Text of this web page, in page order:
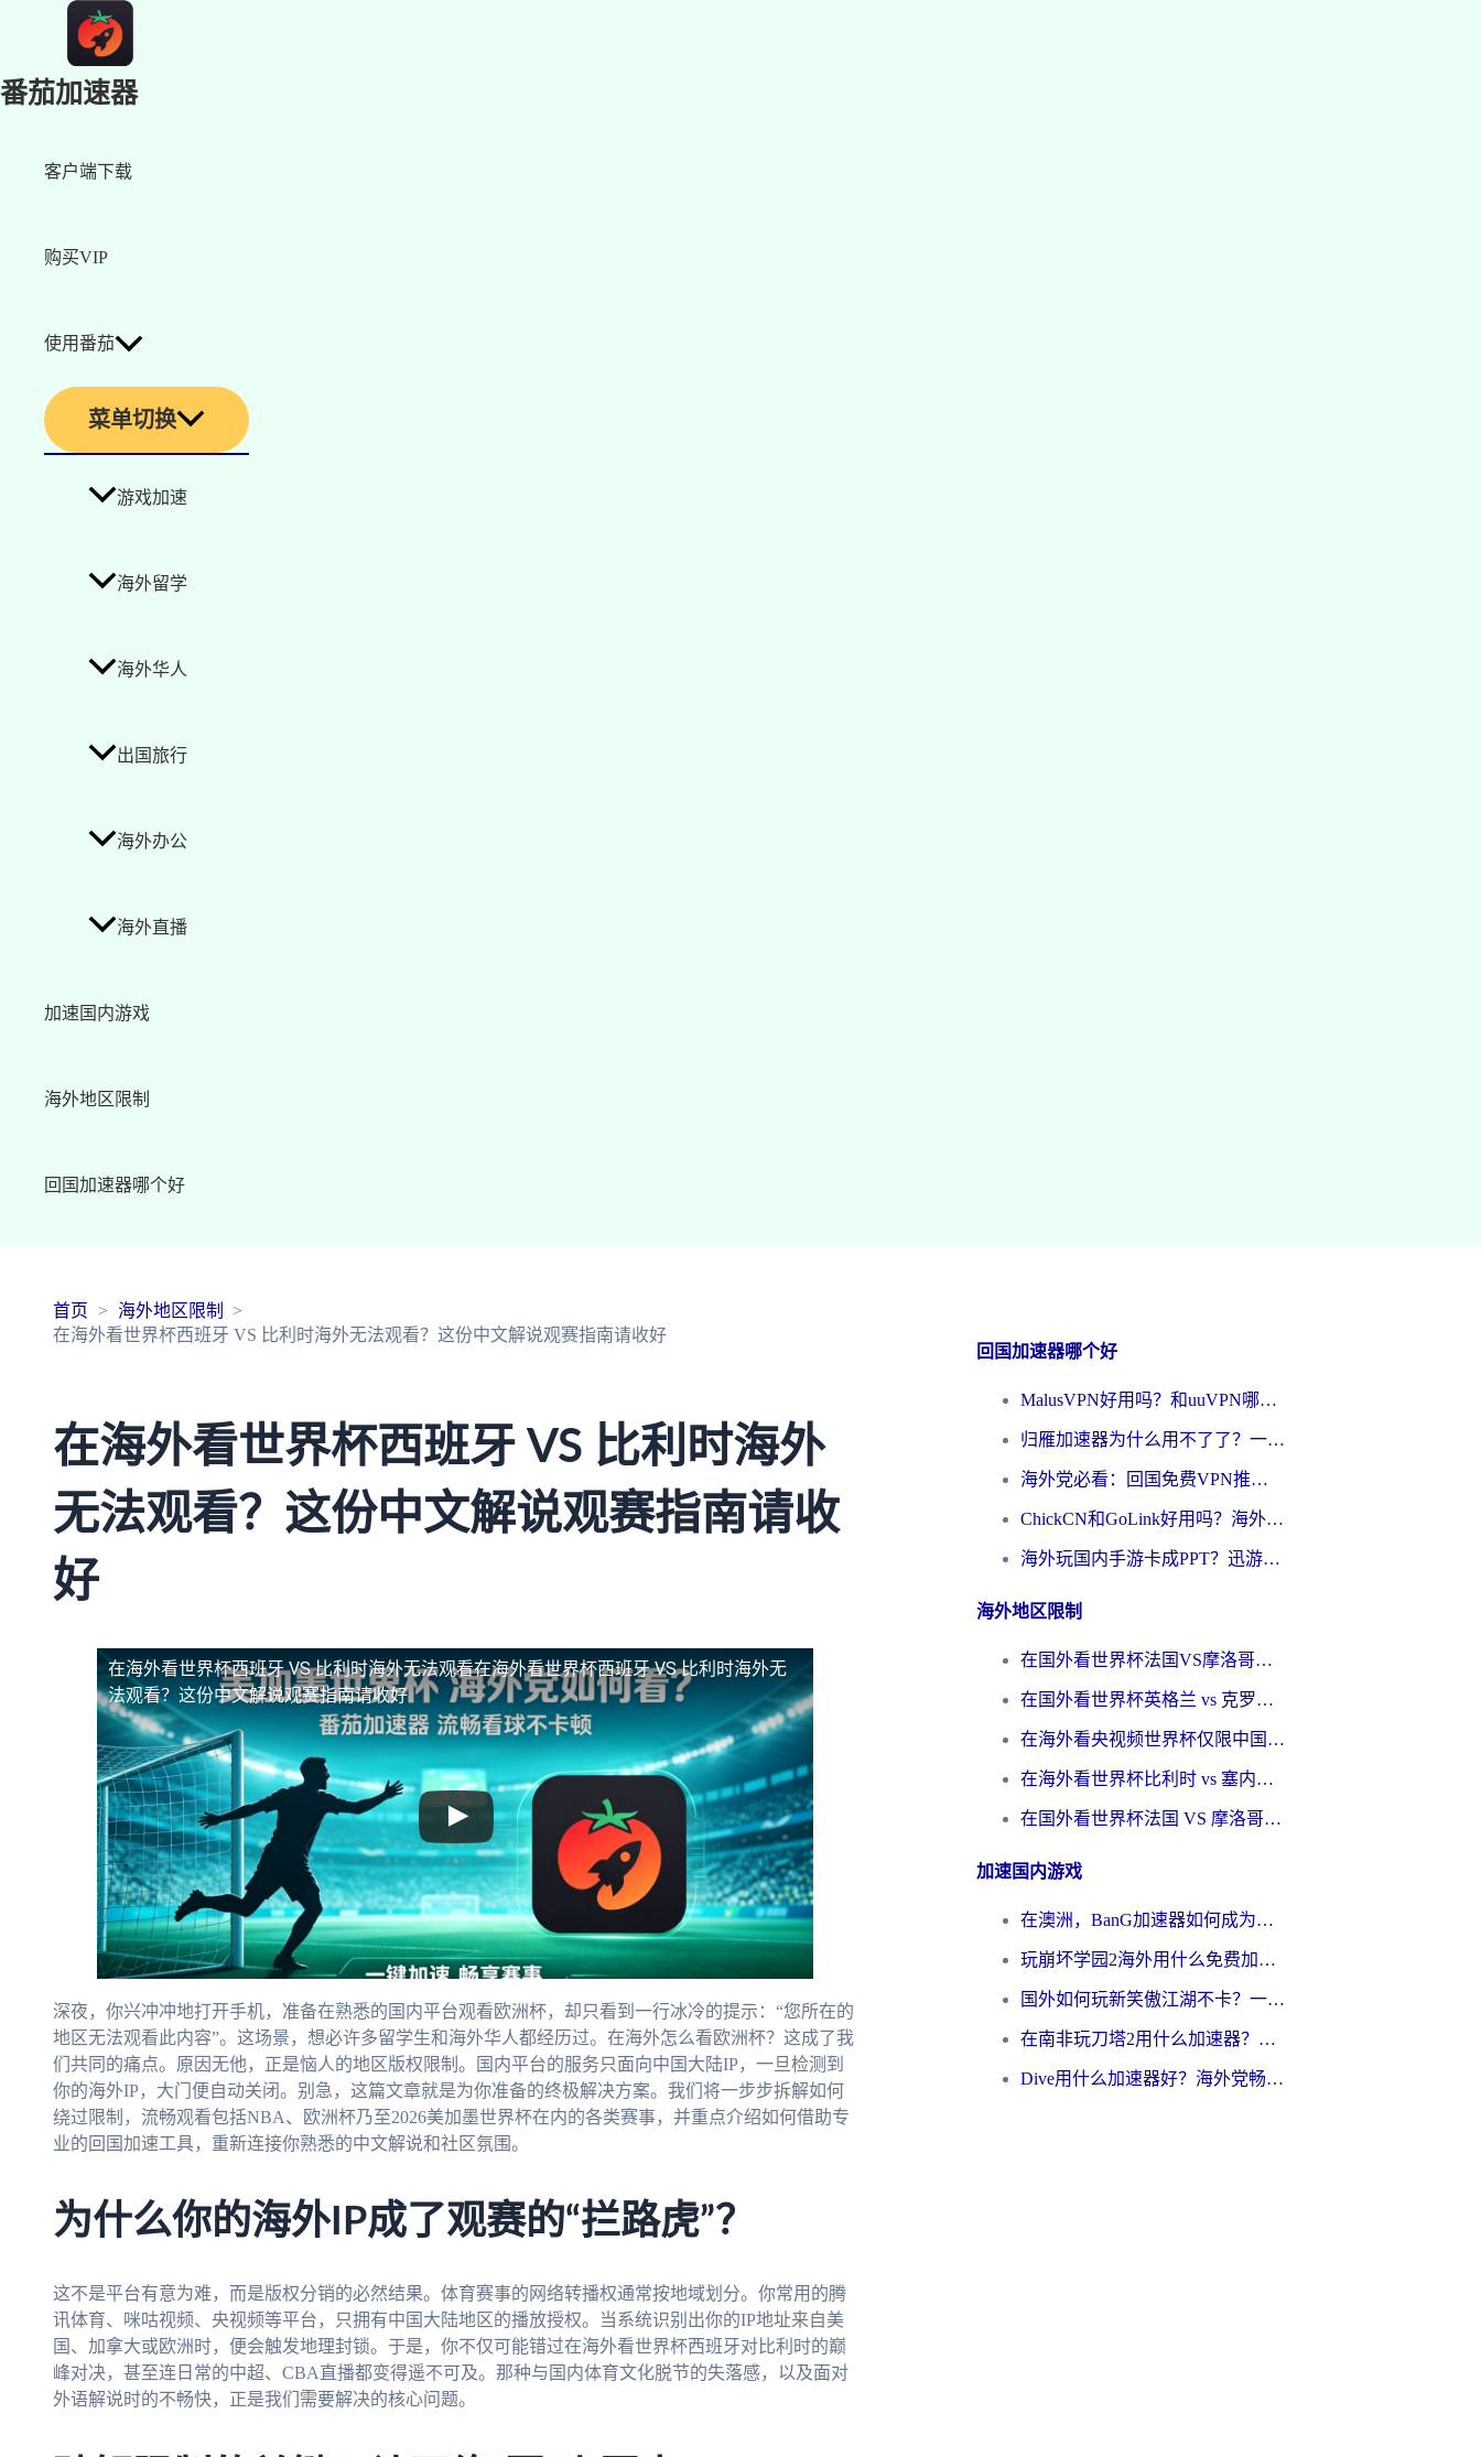
番茄加速器
客户端下载
购买VIP
使用番茄
菜单切换
游戏加速
海外留学
海外华人
出国旅行
海外办公
海外直播
加速国内游戏
海外地区限制
回国加速器哪个好
首页
海外地区限制
在海外看世界杯西班牙 VS 比利时海外无法观看？这份中文解说观赛指南请收好
在海外看世界杯西班牙 VS 比利时海外
无法观看？这份中文解说观赛指南请收
好
在海外看世界杯西班牙 VS 比利时海外无法观看在海外看世界杯西班牙 VS 比利时海外无
法观看？这份中文解说观赛指南请收好
深夜，你兴冲冲地打开手机，准备在熟悉的国内平台观看欧洲杯，却只看到一行冰冷的提示：“您所在的
地区无法观看此内容”。这场景，想必许多留学生和海外华人都经历过。在海外怎么看欧洲杯？这成了我
们共同的痛点。原因无他，正是恼人的地区版权限制。国内平台的服务只面向中国大陆IP，一旦检测到
你的海外IP，大门便自动关闭。别急，这篇文章就是为你准备的终极解决方案。我们将一步步拆解如何
绕过限制，流畅观看包括NBA、欧洲杯乃至2026美加墨世界杯在内的各类赛事，并重点介绍如何借助专
业的回国加速工具，重新连接你熟悉的中文解说和社区氛围。
为什么你的海外IP成了观赛的“拦路虎”？
这不是平台有意为难，而是版权分销的必然结果。体育赛事的网络转播权通常按地域划分。你常用的腾
讯体育、咪咕视频、央视频等平台，只拥有中国大陆地区的播放授权。当系统识别出你的IP地址来自美
国、加拿大或欧洲时，便会触发地理封锁。于是，你不仅可能错过在海外看世界杯西班牙对比利时的巅
峰对决，甚至连日常的中超、CBA直播都变得遥不可及。那种与国内体育文化脱节的失落感，以及面对
外语解说时的不畅快，正是我们需要解决的核心问题。
回国加速器哪个好
MalusVPN好用吗？和uuVPN哪个好？海外党无缝访问国内资源的真实对比与选择指南
归雁加速器为什么用不了了？一位海外游子的真实困惑与技术解答
海外党必看：回国免费VPN推荐？别踩坑！教你选对加速器无缝刷国内资源
ChickCN和GoLink好用吗？海外党如何选对回国加速器
海外玩国内手游卡成PPT？迅游和奇游手游哪个好？一篇讲透回国加速器怎么选
海外地区限制
在国外看世界杯法国VS摩洛哥地区限制？这篇指南让你流畅看中文解说无压力
在国外看世界杯英格兰 vs 克罗地亚当前地区不可播放？这篇指南帮你搞定所有海外观赛难题
在海外看央视频世界杯仅限中国大陆？这篇指南帮你解锁中文解说+无卡顿直播
在海外看世界杯比利时 vs 塞内加尔仅限中国大陆？我找到了最流畅的中文解说之路
在国外看世界杯法国 VS 摩洛哥仅限中国大陆？海外党这样看中文解说赛事不卡顿
加速国内游戏
在澳洲，BanG加速器如何成为你国服游戏的“时光机”？
玩崩坏学园2海外用什么免费加速器好？2026海外党亲测国服游戏加速指南
国外如何玩新笑傲江湖不卡？一份给海外游子的终极网络指南
在南非玩刀塔2用什么加速器？一份给海外游子的终极生存指南
Dive用什么加速器好？海外党畅玩国服游戏的终极避坑指南